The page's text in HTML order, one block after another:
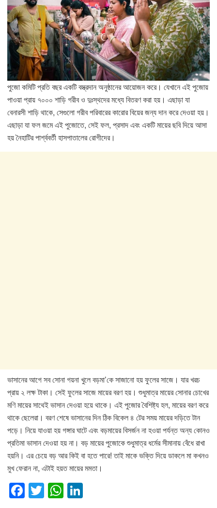
পুজো কমিটি প্রতি বছর একটি বস্ত্রদান অনুষ্ঠানের আয়োজন করে। যেখানে এই পুজোয়
পাওয়া প্রায় ৭০০০ শাড়ি গরীব ও দুঃস্থদের মধ্যে বিতরণ করা হয়। এছাড়া যা
বেনারসী শাড়ি থাকে, সেগুলো গরীব পরিবারের কারোর বিয়ের জন্য দান করে দেওয়া হয়।
এছাড়া যা ফল জমে এই পুজোতে, সেই ফল, প্রসাদ এবং একটি মায়ের ছবি দিয়ে আসা
হয় নৈহাটির পার্শ্ববর্তী হাসপাতালের রোগীদের।
ভাসানের আগে সব সোনা গয়না খুলে বড়মা’কে সাজানো হয় ফুলের সাজে। যার খরচ
প্রায় ২ লক্ষ টাকা। সেই ফুলের সাজে মায়ের বরণ হয়। শুধুমাত্র মায়ের সোনার চোখের
মণি মায়ের সাথেই ভাসান দেওয়া হয়ে থাকে। এই পুজোর বৈশিষ্ট্য হল, মায়ের বরণ করে
থাকে ছেলেরা। বরণ শেষে ভাসানের দিন ঠিক বিকেল ৪ টের সময় মায়ের দড়িতে টান
পড়ে। নিয়ে যাওয়া হয় গঙ্গার ঘাটে এবং বড়মায়ের বিসর্জন না হওয়া পর্যন্ত অন্য কোনও
প্রতিমা ভাসান দেওয়া হয় না। বড় মায়ের পুজোকে শুধুমাত্র ধর্মের সীমানায় বেঁধে রাখা
হয়নি। এর চেয়ে বড় আর কিই বা হতে পারে! তাই মাকে ভক্তি দিয়ে ডাকলে মা কখনও
মুখ ফেরান না, এটাই হয়ত মায়ের মমতা।
F T W